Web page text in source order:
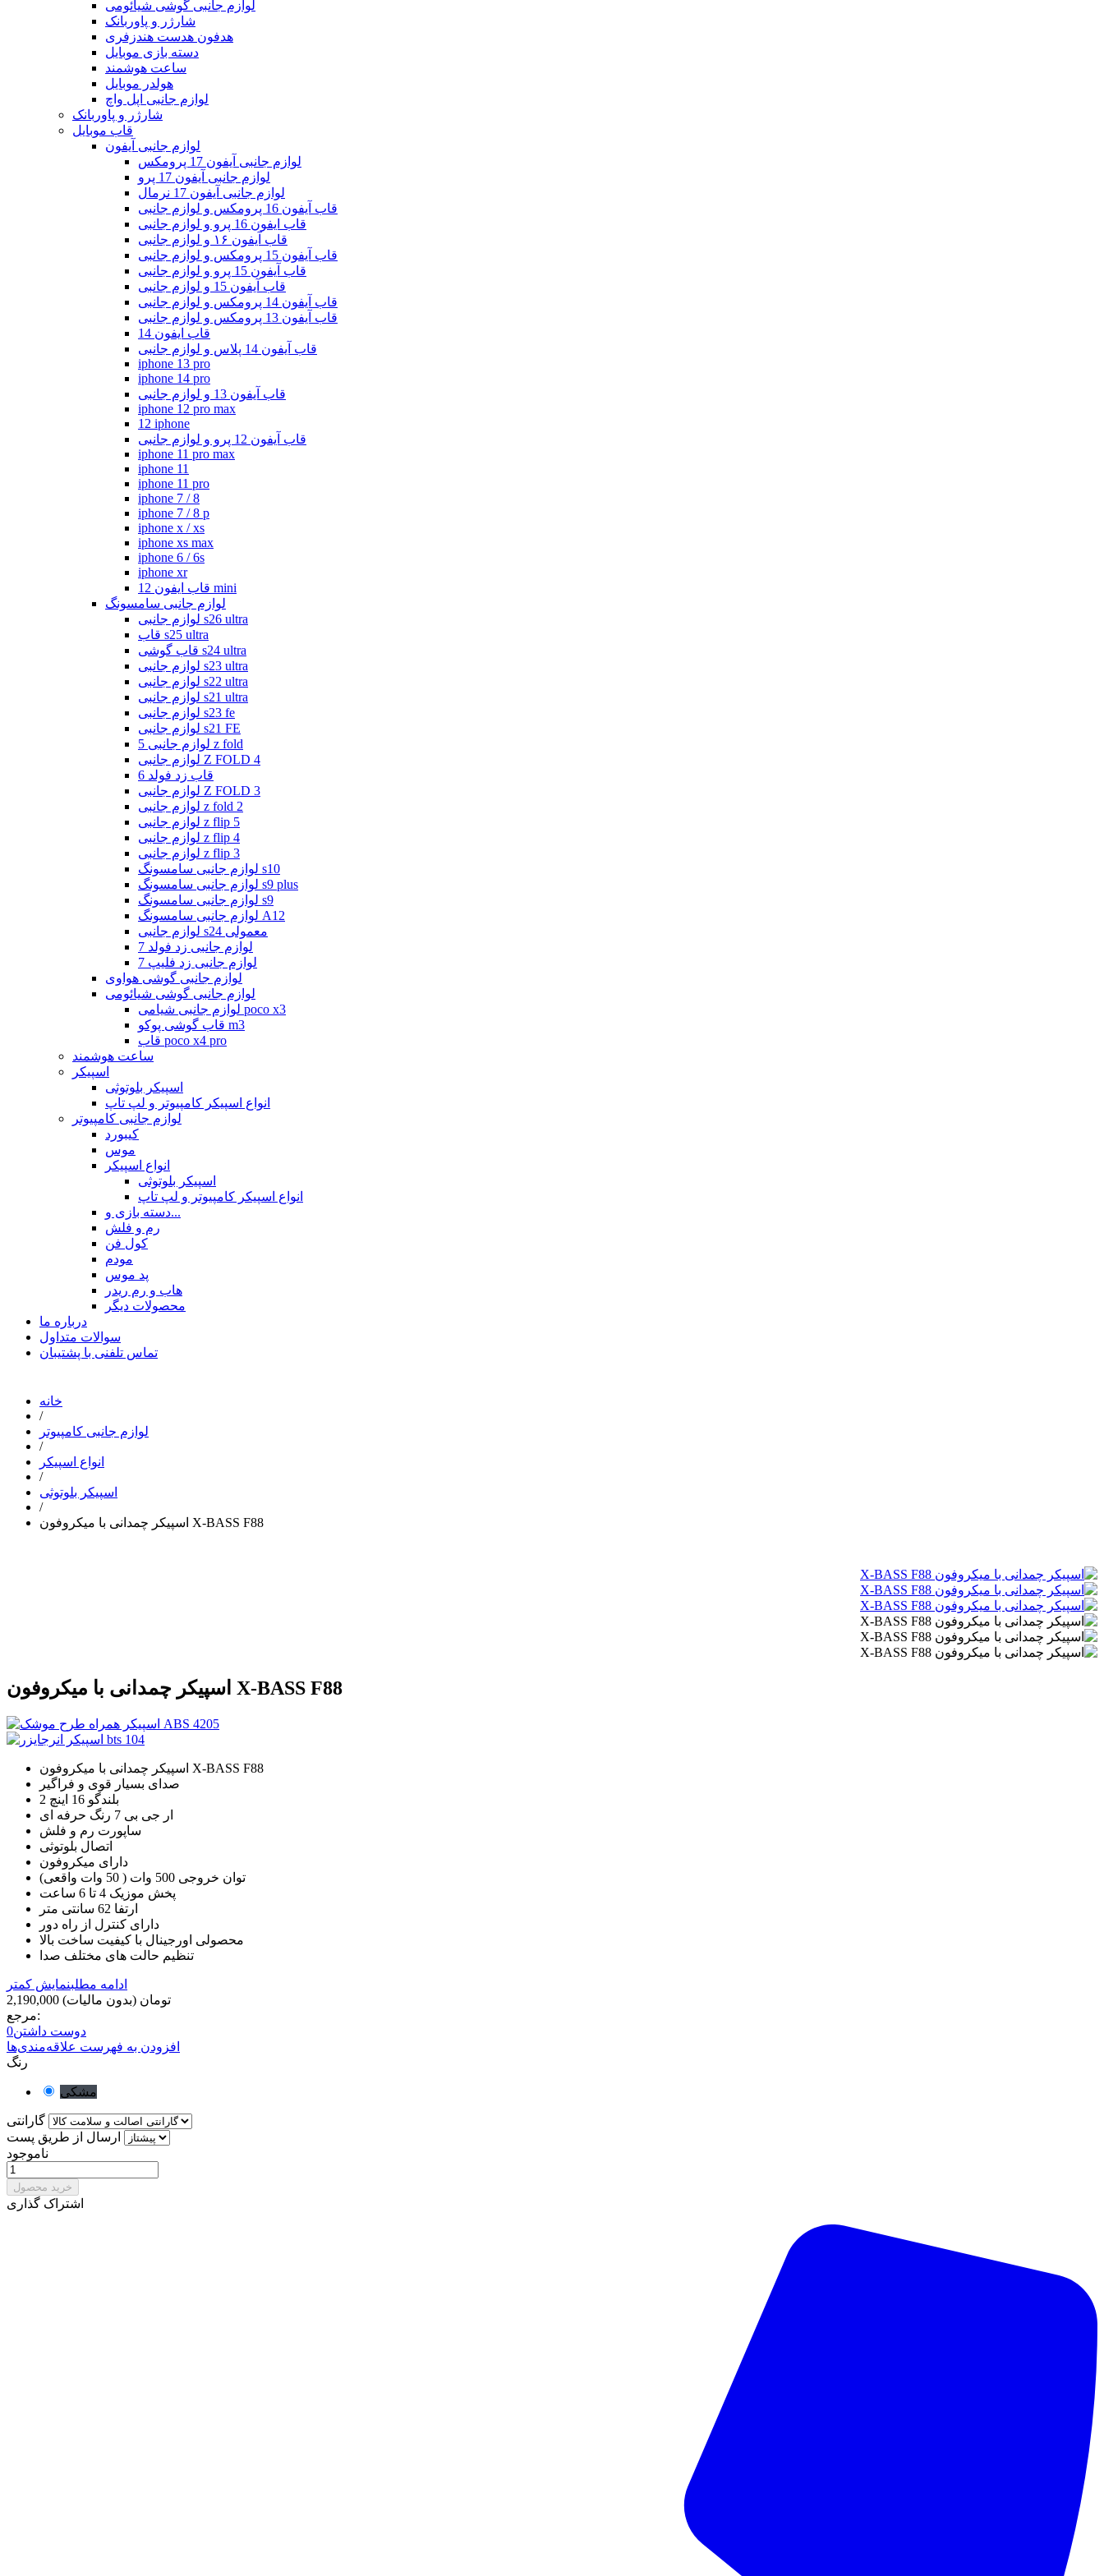
لوازم جانبی گوشی شیائومی
شارژر و پاوربانک
هدفون هدست هندزفری
دسته بازی موبایل
ساعت هوشمند
هولدر موبایل
لوازم جانبی اپل واچ
شارژر و پاوربانک
قاب موبایل
لوازم جانبی آیفون
لوازم جانبی آیفون 17 پرومکس
لوازم جانبی آیفون 17 پرو
لوازم جانبی آیفون 17 نرمال
قاب آیفون 16 پرومکس و لوازم جانبی
قاب ایفون 16 پرو و لوازم جانبی
قاب آیفون ۱۶ و لوازم جانبی
قاب آیفون 15 پرومکس و لوازم جانبی
قاب آیفون 15 پرو و لوازم جانبی
قاب آیفون 15 و لوازم جانبی
قاب آیفون 14 پرومکس و لوازم جانبی
قاب آیفون 13 پرومکس و لوازم جانبی
قاب ایفون 14
قاب آیفون 14 پلاس و لوازم جانبی
iphone 13 pro
iphone 14 pro
قاب آیفون 13 و لوازم جانبی
iphone 12 pro max
12 iphone
قاب آیفون 12 پرو و لوازم جانبی
iphone 11 pro max
iphone 11
iphone 11 pro
iphone 7 / 8
iphone 7 / 8 p
iphone x / xs
iphone xs max
iphone 6 / 6s
iphone xr
قاب ایفون 12 mini
لوازم جانبی سامسونگ
لوازم جانبی s26 ultra
قاب s25 ultra
قاب گوشی s24 ultra
لوازم جانبی s23 ultra
لوازم جانبی s22 ultra
لوازم جانبی s21 ultra
لوازم جانبی s23 fe
لوازم جانبی s21 FE
لوازم جانبی 5 z fold
لوازم جانبی Z FOLD 4
قاب زد فولد 6
لوازم جانبی Z FOLD 3
لوازم جانبی z fold 2
لوازم جانبی z flip 5
لوازم جانبی z flip 4
لوازم جانبی z flip 3
لوازم جانبی سامسونگ s10
لوازم جانبی سامسونگ s9 plus
لوازم جانبی سامسونگ s9
لوازم جانبی سامسونگ A12
لوازم جانبی s24 معمولی
لوازم جانبی زد فولد 7
لوازم جانبی زد فلیپ 7
لوازم جانبی گوشی هواوی
لوازم جانبی گوشی شیائومی
لوازم جانبی شیامی poco x3
قاب گوشی پوکو m3
قاب poco x4 pro
ساعت هوشمند
اسپیکر
اسپیکر بلوتوثی
انواع اسپیکر کامپیوتر و لپ تاپ
لوازم جانبی کامپیوتر
کیبورد
موس
انواع اسپیکر
اسپیکر بلوتوثی
انواع اسپیکر کامپیوتر و لپ تاپ
دسته بازی و...
رم و فلش
کول فن
مودم
پد موس
هاب و رم ریدر
محصولات دیگر
درباره ما
سوالات متداول
تماس تلفنی با پشتیبان
خانه
/
لوازم جانبی کامپیوتر
/
انواع اسپیکر
/
اسپیکر بلوتوثی
/
اسپیکر چمدانی با میکروفون X-BASS F88
اسپیکر چمدانی با میکروفون X-BASS F88
اسپیکر چمدانی با میکروفون X-BASS F88
صدای بسیار قوی و فراگیر
2 بلندگو 16 اینچ
ار جی بی 7 رنگ حرفه ای
ساپورت رم و فلش
اتصال بلوتوثی
دارای میکروفون
توان خروجی 500 وات ( 50 وات واقعی)
پخش موزیک 4 تا 6 ساعت
ارتفا 62 سانتی متر
دارای کنترل از راه دور
محصولی اورجینال با کیفیت ساخت بالا
تنظیم حالت های مختلف صدا
ادامه مطلبنمایش کمتر
2,190,000 تومان (بدون مالیات)
مرجع:
دوست داشتن0
افزودن به فهرست علاقه‌مندی‌ها
رنگ
مشکی
گارانتی
ارسال از طریق پست
ناموجود
خرید محصول
اشتراک گذاری